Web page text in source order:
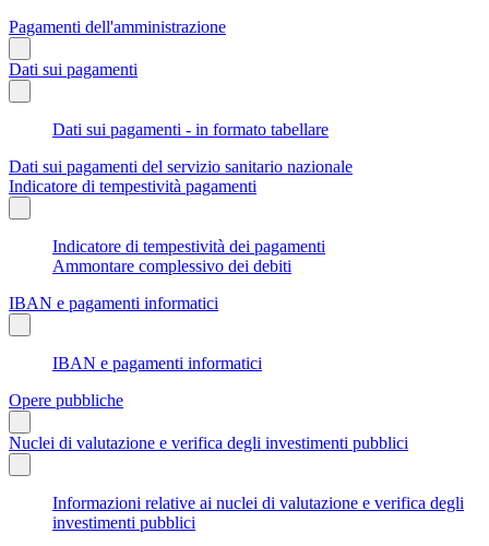
Pagamenti dell'amministrazione
Dati sui pagamenti
Dati sui pagamenti - in formato tabellare
Dati sui pagamenti del servizio sanitario nazionale
Indicatore di tempestività pagamenti
Indicatore di tempestività dei pagamenti
Ammontare complessivo dei debiti
IBAN e pagamenti informatici
IBAN e pagamenti informatici
Opere pubbliche
Nuclei di valutazione e verifica degli investimenti pubblici
Informazioni relative ai nuclei di valutazione e verifica degli
investimenti pubblici